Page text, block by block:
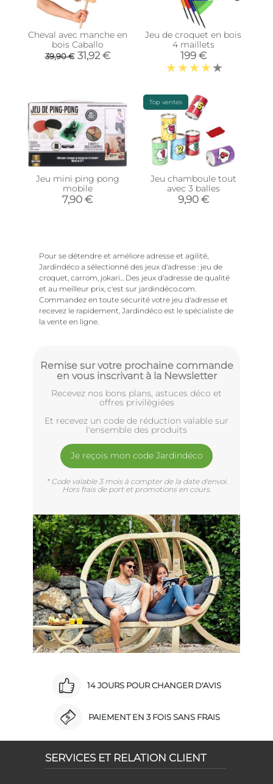
Cheval avec manche en
bois Caballo
39,90 € 31,92 €
Jeu de croquet en bois
4 maillets
199 €
Jeu mini ping pong
mobile
7,90 €
Top ventes
Jeu chamboule tout
avec 3 balles
9,90 €
Pour se détendre et améliore adresse et agilité,
Jardindéco a sélectionné des jeux d'adresse : jeu de
croquet, carrom, jokari... Des jeux d'adresse de qualité
et au meilleur prix, c'est sur jardindéco.com.
Commandez en toute sécurité votre jeu d'adresse et
recevez le rapidement, Jardindéco est le spécialiste de
la vente en ligne.
Remise sur votre prochaine commande
en vous inscrivant à la Newsletter
Recevez nos bons plans, astuces déco et
offres privilègiées
Et recevez un code de réduction valable sur
l'ensemble des produits
Je reçois mon code Jardindéco
* Code valable 3 mois à compter de la date d'envoi.
Hors frais de port et promotions en cours.
14 JOURS POUR CHANGER D'AVIS
PAIEMENT EN 3 FOIS SANS FRAIS
SERVICES ET RELATION CLIENT